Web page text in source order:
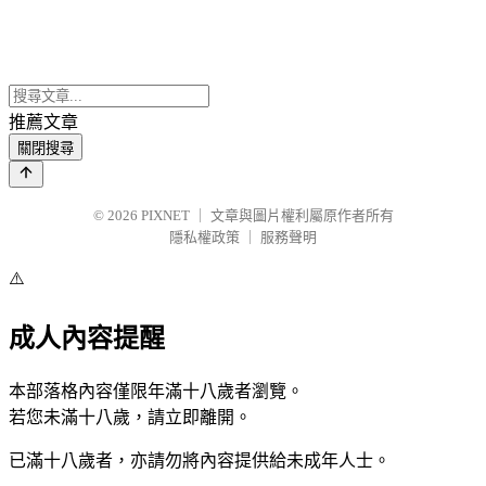
推薦文章
關閉搜尋
© 2026 PIXNET
文章與圖片權利屬原作者所有
隱私權政策
服務聲明
⚠️
成人內容提醒
本部落格內容僅限年滿十八歲者瀏覽。
若您未滿十八歲，請立即離開。
已滿十八歲者，亦請勿將內容提供給未成年人士。